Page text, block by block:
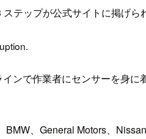
テップが公式サイトに掲げら
ンで作業者にセンサーを身
、General Motors、